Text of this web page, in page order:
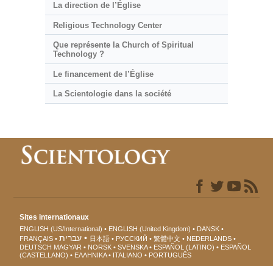
La direction de l’Église
Religious Technology Center
Que représente la Church of Spiritual
Technology ?
Le financement de l’Église
La Scientologie dans la société
Sites internationaux
ENGLISH (US/International) ENGLISH (United Kingdom)
DANSK
FRANÇAIS
עברית 日本語 РУССКИЙ 繁體中文
NEDERLANDS
DEUTSCH MAGYAR NORSK SVENSKA ESPAÑOL (LATINO)
ESPAÑOL
(CASTELLANO)
ΕΛΛΗΝΙΚA ITALIANO PORTUGUÊS